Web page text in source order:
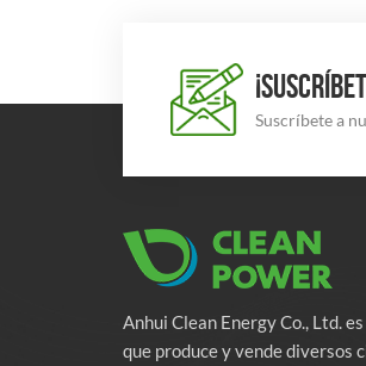
Suscríbete a
Anhui Clean Energy Co., Ltd.
que produce y vende diversos